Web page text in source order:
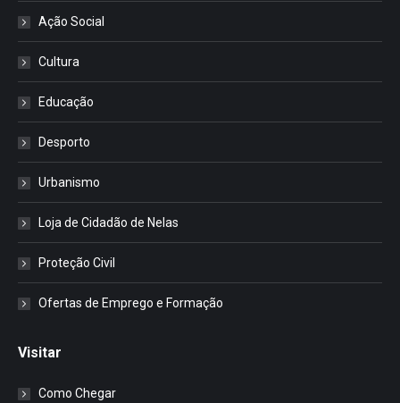
Ação Social
Cultura
Educação
Desporto
Urbanismo
Loja de Cidadão de Nelas
Proteção Civil
Ofertas de Emprego e Formação
Visitar
Como Chegar